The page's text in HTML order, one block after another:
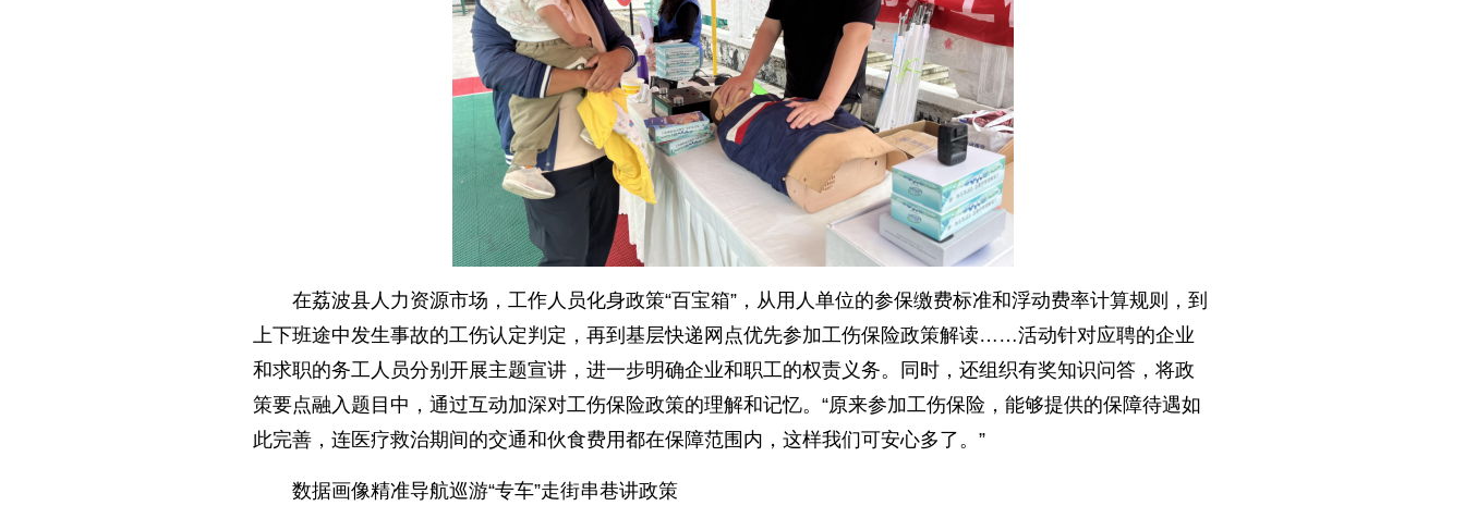
在荔波县人力资源市场，工作人员化身政策“百宝箱”，从用人单位的参保缴费标准和浮动费率计算规则，到
上下班途中发生事故的工伤认定判定，再到基层快递网点优先参加工伤保险政策解读……活动针对应聘的企业
和求职的务工人员分别开展主题宣讲，进一步明确企业和职工的权责义务。同时，还组织有奖知识问答，将政
策要点融入题目中，通过互动加深对工伤保险政策的理解和记忆。“原来参加工伤保险，能够提供的保障待遇如
此完善，连医疗救治期间的交通和伙食费用都在保障范围内，这样我们可安心多了。”
数据画像精准导航巡游“专车”走街串巷讲政策